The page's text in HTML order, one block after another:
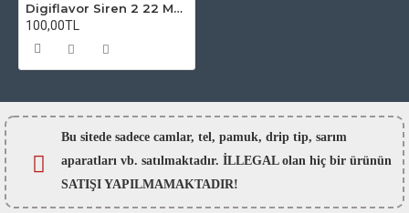
Digiflavor Siren 2 22 MM MTL RTA Oring - Conta seti
100,00TL
Bu sitede sadece camlar, tel, pamuk, drip tip, sarım
aparatları vb. satılmaktadır. İLLEGAL olan hiç bir ürünün
SATIŞI YAPILMAMAKTADIR!